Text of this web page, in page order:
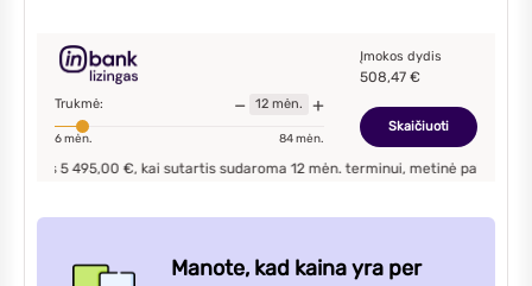
Arctic
šilumos
siurblys
6,2/6,55kW
su
190L
talpa
Trukmė: − 12 mėn. +
6mėn. 84mėn.
Įmokos dydis
508,47 €
Skaičiuoti
5 495,00€, kai sutartis sudaroma12mėn. terminui, metinė palūkanų norma –
Manote, kad kaina yra per